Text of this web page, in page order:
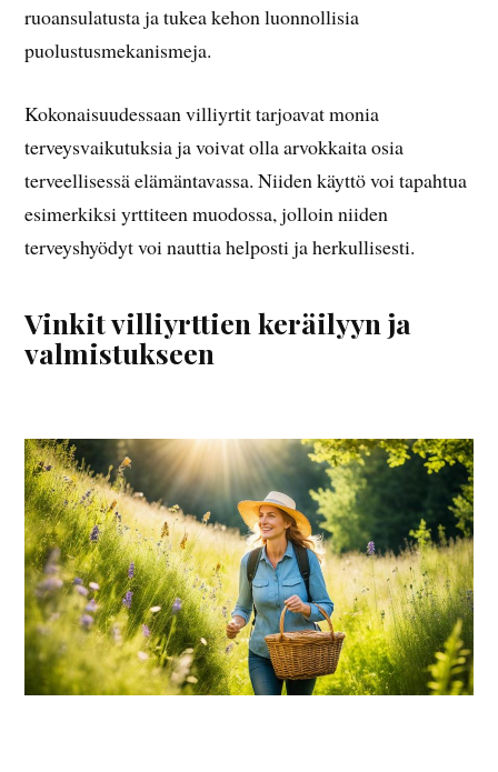
ruoansulatusta ja tukea kehon luonnollisia
puolustusmekanismeja.
Kokonaisuudessaan villiyrtit tarjoavat monia
terveysvaikutuksia ja voivat olla arvokkaita osia
terveellisessä elämäntavassa. Niiden käyttö voi tapahtua
esimerkiksi yrttiteen muodossa, jolloin niiden
terveyshyödyt voi nauttia helposti ja herkullisesti.
Vinkit villiyrttien keräilyyn ja
valmistukseen